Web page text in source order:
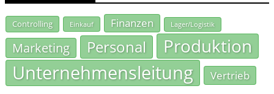
Controlling Einkauf Finanzen Lager/Logistik
Marketing Personal Produktion
Unternehmensleitung Vertrieb